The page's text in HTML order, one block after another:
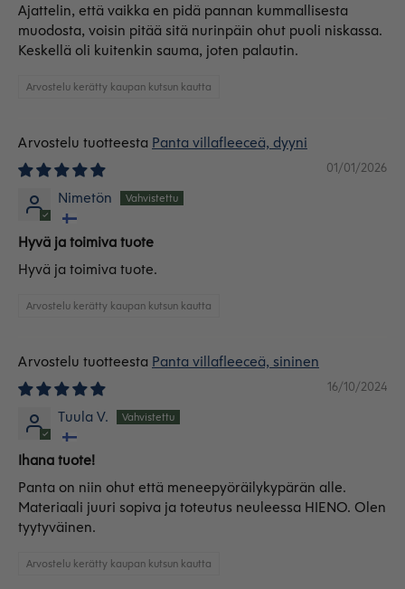
Ajattelin, että vaikka en pidä pannan kummallisesta
muodosta, voisin pitää sitä nurinpäin ohut puoli niskassa.
Keskellä oli kuitenkin sauma, joten palautin.
Arvostelu kerätty kaupan kutsun kautta
Panta villafleeceä, dyyni
01/01/2026
Nimetön
Hyvä ja toimiva tuote
Hyvä ja toimiva tuote.
Arvostelu kerätty kaupan kutsun kautta
Panta villafleeceä, sininen
16/10/2024
Tuula V.
Ihana tuote!
Panta on niin ohut että meneepyöräilykypärän alle.
Materiaali juuri sopiva ja toteutus neuleessa HIENO. Olen
tyytyväinen.
Arvostelu kerätty kaupan kutsun kautta